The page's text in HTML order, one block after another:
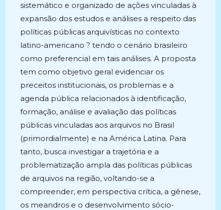
sistemático e organizado de ações vinculadas à
expansão dos estudos e análises a respeito das
políticas públicas arquivísticas no contexto
latino-americano ? tendo o cenário brasileiro
como preferencial em tais análises. A proposta
tem como objetivo geral evidenciar os
preceitos institucionais, os problemas e a
agenda pública relacionados à identificação,
formação, análise e avaliação das políticas
públicas vinculadas aos arquivos no Brasil
(primordialmente) e na América Latina. Para
tanto, busca investigar a trajetória e a
problematização ampla das políticas públicas
de arquivos na região, voltando-se a
compreender, em perspectiva crítica, a gênese,
os meandros e o desenvolvimento sócio-